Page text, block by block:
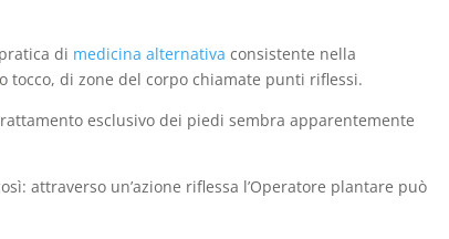
di medicina alternativa consistente nella
o tocco, di zone del corpo chiamate punti riflessi.
esclusivo dei piedi sembra apparentemente
attraverso un’azione riflessa l’Operatore plantare può